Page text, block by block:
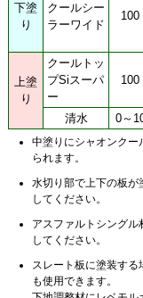
下塗
り
クールシー
ラーワイド
100
上塗
り
クールトッ
プSiスーパ
ー
100
清水 0～
中塗りにシャオンクー
られます。
水切り部で上下の板が
してください。
アスファルトシング
してください。
スレート板に塗装す
も使用できます。